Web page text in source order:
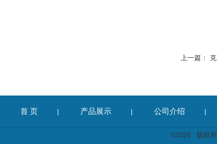
上一篇：
首 页 | 产品展示 | 公司介绍 |
©2026 版权所